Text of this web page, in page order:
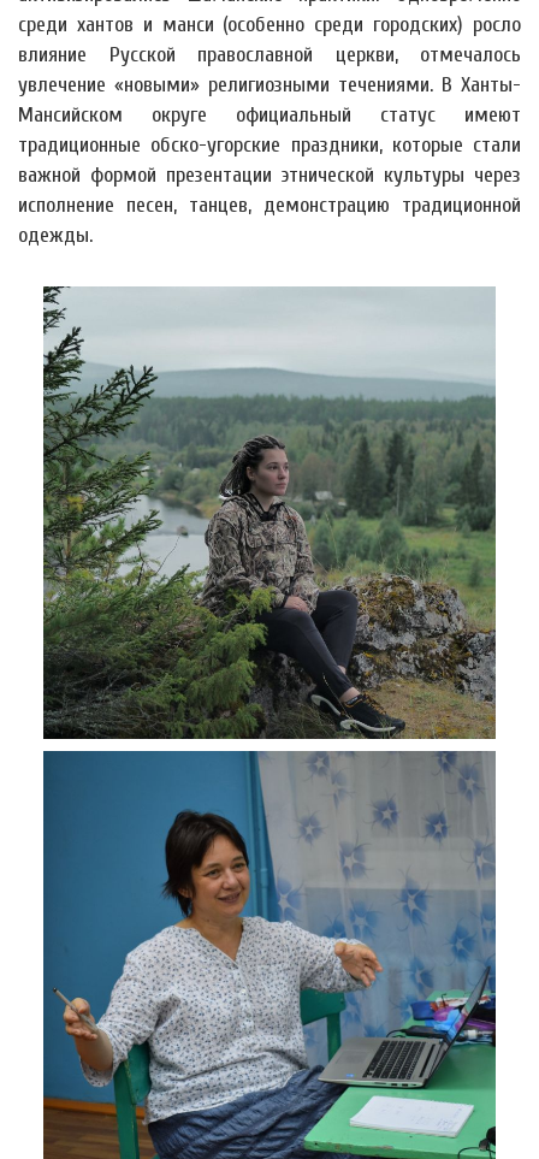
среди хантов и манси (особенно среди городских) росло
влияние Русской православной церкви, отмечалось
увлечение «новыми» религиозными течениями. В Ханты-
Мансийском округе официальный статус имеют
традиционные обско-угорские праздники, которые стали
важной формой презентации этнической культуры через
исполнение песен, танцев, демонстрацию традиционной
одежды.